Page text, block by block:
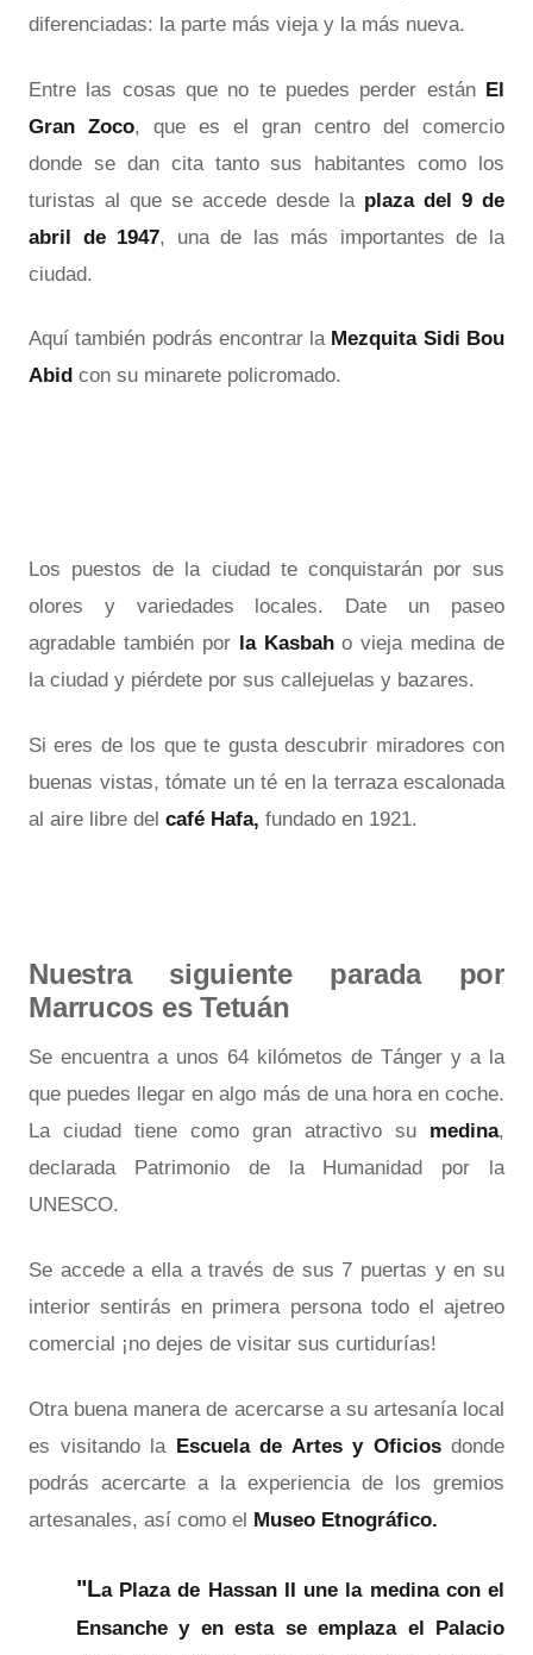
diferenciadas: la parte más vieja y la más nueva.
Entre las cosas que no te puedes perder están El
Gran Zoco, que es el gran centro del comercio
donde se dan cita tanto sus habitantes como los
turistas al que se accede desde la plaza del 9 de
abril de 1947, una de las más importantes de la
ciudad.
Aquí también podrás encontrar la Mezquita Sidi Bou
Abid con su minarete policromado.
Los puestos de la ciudad te conquistarán por sus
olores y variedades locales. Date un paseo
agradable también por la Kasbaho vieja medina de
la ciudad y piérdete por sus callejuelas y bazares.
Si eres de los que te gusta descubrir miradores con
buenas vistas, tómate un té en la terraza escalonada
al aire libre del café Hafa, fundado en 1921.
Nuestra siguiente parada por
Marrucos es Tetuán
Se encuentra a unos 64 kilómetos de Tánger y a la
que puedes llegar en algo más de una hora en coche.
La ciudad tiene como gran atractivo su medina,
declarada Patrimonio de la Humanidad por la
UNESCO.
Se accede a ella a través de sus 7 puertas y en su
interior sentirás en primera persona todo el ajetreo
comercial ¡no dejes de visitar sus curtidurías!
Otra buena manera de acercarse a su artesanía local
es visitando la Escuela de Artes y Oficios donde
podrás acercarte a la experiencia de los gremios
artesanales, así como el Museo Etnográfico.
"La Plaza de Hassan II une la medina con el
Ensanche y en esta se emplaza el Palacio